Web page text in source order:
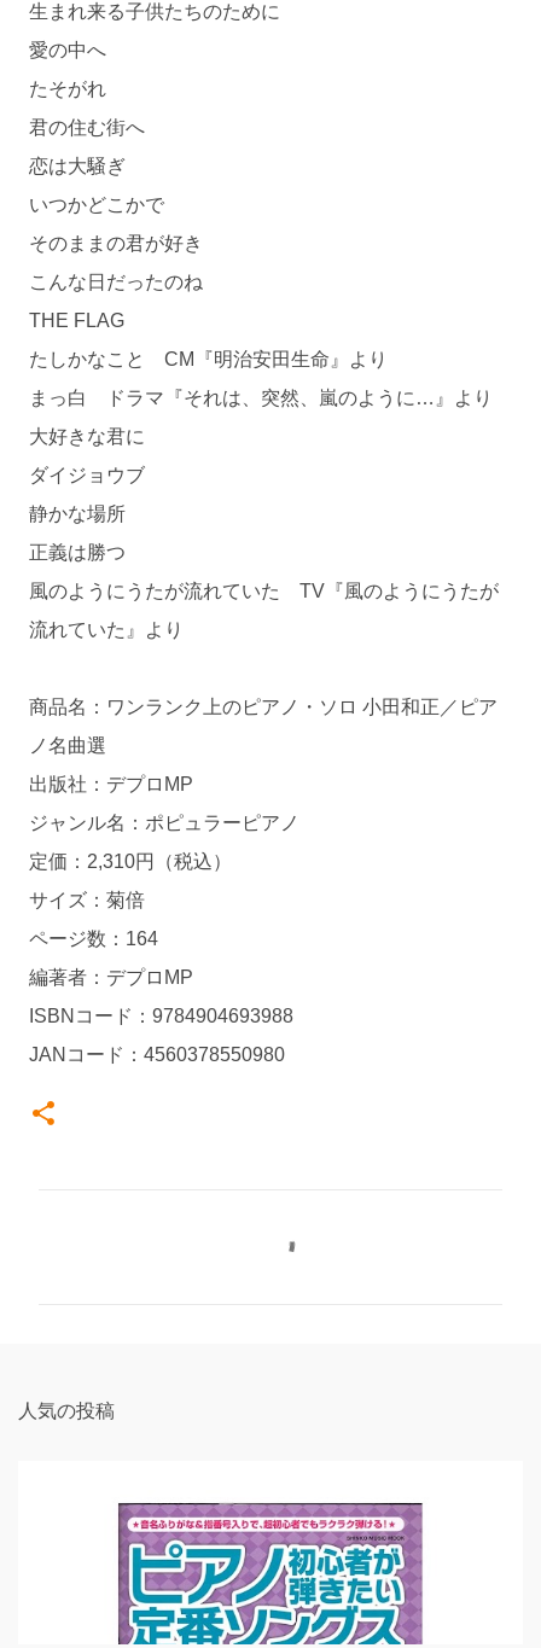
生まれ来る子供たちのために
愛の中へ
たそがれ
君の住む街へ
恋は大騒ぎ
いつかどこかで
そのままの君が好き
こんな日だったのね
THE FLAG
たしかなこと CM『明治安田生命』より
まっ白 ドラマ『それは、突然、嵐のように…』より
大好きな君に
ダイジョウブ
静かな場所
正義は勝つ
風のようにうたが流れていた TV『風のようにうたが
流れていた』より
商品名：ワンランク上のピアノ・ソロ 小田和正／ピア
ノ名曲選
出版社：デプロMP
ジャンル名：ポピュラーピアノ
定価：2,310円（税込）
サイズ：菊倍
ページ数：164
編著者：デプロMP
ISBNコード：9784904693988
JANコード：4560378550980
人気の投稿